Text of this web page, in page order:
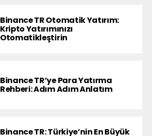
Binance TR Otomatik Yatırım:
Kripto Yatırımınızı
Otomatikleştirin
Binance TR’ye Para Yatırma
Rehberi: Adım Adım Anlatım
Binance TR: Türkiye’nin En Büyük